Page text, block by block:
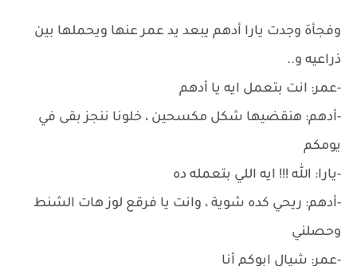
وفجأة وجدت يارا أدهم يبعد يد عمر عنها ويحملها بين
ذراعيه و..
-عمر: انت بتعمل ايه يا أدهم
-أدهم: هنقضيها شكل مكسحين ، خلونا ننجز بقى في
يومكم
-يارا: الله !!! ايه اللي بتعمله ده
-أدهم: ريحي كده شوية ، وانت يا فرقع لوز هات الشنط
وحصلني
-عمر: شيال ابوكم أنا